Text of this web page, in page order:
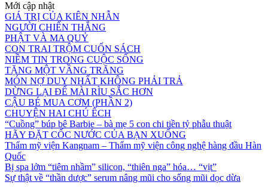
Mới cập nhật
GIÁ TRỊ CỦA KIÊN NHẪN
NGƯỜI CHIẾN THẮNG
PHẬT VÀ MA QUỶ
CON TRAI TRỘM CUỐN SÁCH
NIỀM TIN TRONG CUỘC SỐNG
TẶNG MỘT VẦNG TRĂNG
MÓN NỢ DUY NHẤT KHÔNG PHẢI TRẢ
DỪNG LẠI ĐỂ MÀI RÌU SẮC HƠN
CẬU BÉ MUA CƠM (PHẦN 2)
CHUYỆN HAI CHÚ ẾCH
“Cuồng” búp bê Barbie – bà mẹ 5 con chi tiền tỷ phẫu thuật
HÃY ĐẶT CỐC NƯỚC CỦA BẠN XUỐNG
Thẩm mỹ viện Kangnam – Thẩm mỹ viện công nghệ hàng đầu Hàn
Quốc
Bị spa lởm “tiêm nhầm” silicon, “thiên nga” hóa… “vịt”
Sự thật về “thần dược” serum nâng mũi cho sống mũi dọc dừa